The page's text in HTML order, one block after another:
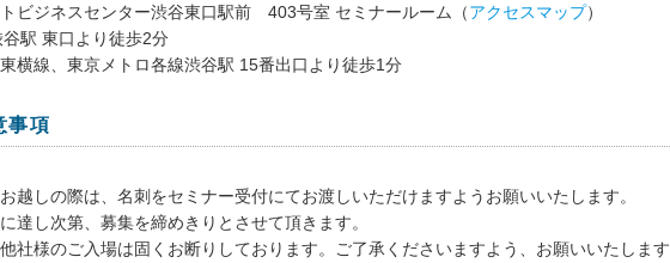
ビジネスセンター渋谷東口駅前 403号室 セミナールーム（アクセスマップ）
谷駅 東口より徒歩2分
横線、東京メトロ各線渋谷駅 15番出口より徒歩1分
事項
越しの際は、名刺をセミナー受付にてお渡しいただけますようお願いいたします。
達し次第、募集を締めきりとさせて頂きます。
社様のご入場は固くお断りしております。ご了承くださいますよう、お願いいたします